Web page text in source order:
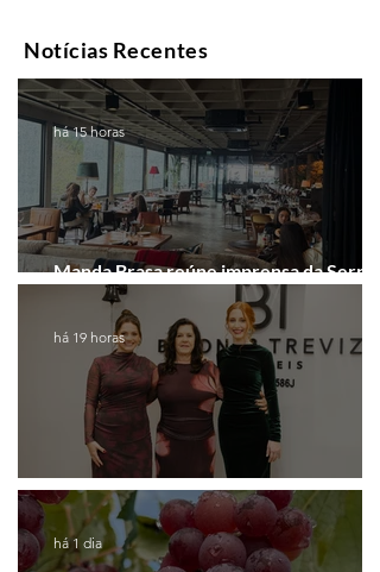
Notícias Recentes
Manda Brasa reúne imprensa da Serra
Gaúcha para falar de expansão
há 15 horas
Coluna de Caxias
há 19 horas
há 1 dia